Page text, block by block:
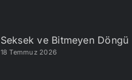
Seksek ve Bitmeyen Döngü
18 Temmuz 2026